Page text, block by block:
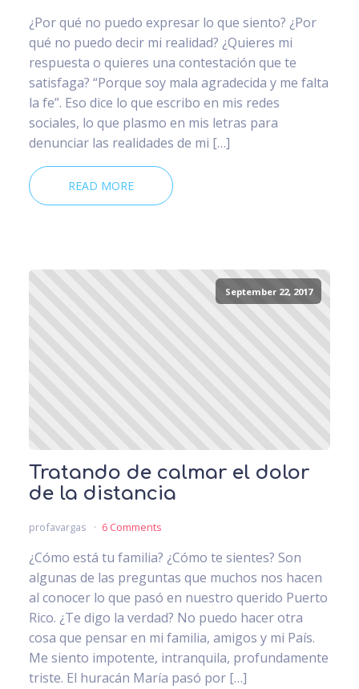
¿Por qué no puedo expresar lo que siento? ¿Por
qué no puedo decir mi realidad? ¿Quieres mi
respuesta o quieres una contestación que te
satisfaga? “Porque soy mala agradecida y me falta
la fe”. Eso dice lo que escribo en mis redes
sociales, lo que plasmo en mis letras para
denunciar las realidades de mi […]
READ MORE
September 22, 2017
Tratando de calmar el dolor
de la distancia
profavargas 6 Comments
¿Cómo está tu familia? ¿Cómo te sientes? Son
algunas de las preguntas que muchos nos hacen
al conocer lo que pasó en nuestro querido Puerto
Rico. ¿Te digo la verdad? No puedo hacer otra
cosa que pensar en mi familia, amigos y mi País.
Me siento impotente, intranquila, profundamente
triste. El huracán María pasó por […]